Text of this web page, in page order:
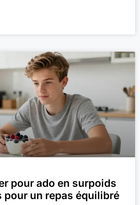
pour ado en surpoids
pour un repas équilibré